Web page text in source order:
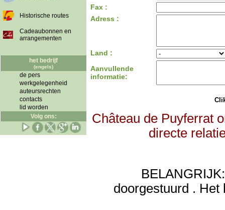
Historische routes
Cadeaubonnen en
arrangementen
het bedrijf
(engels)
de pers
werkgelegenheid
auteursrechten
contacts
lid worden
Volg ons:
Fax :
Adress :
Land :
Aanvullende
informatie:
Château de Puyferrat
directe
doorgestuurd . Het